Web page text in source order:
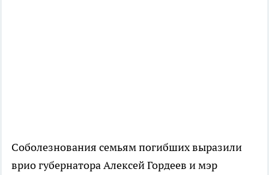
Соболезнования семьям погибших выразили
врио губернатора Алексей Гордеев и мэр